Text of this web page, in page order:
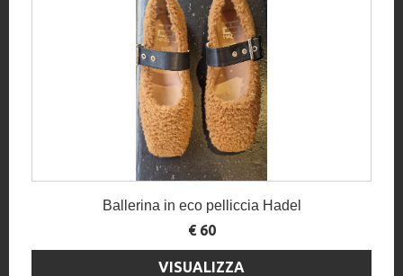
Ballerina in eco pelliccia Hadel
€ 60
VISUALIZZA